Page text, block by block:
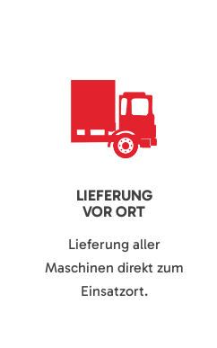
LIEFERUNG
VOR ORT
Lieferung aller
Maschinen direkt zum
Einsatzort.